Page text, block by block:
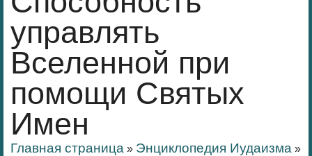
управлять
Вселенной при
помощи Святых
Имен
Главная страница » Энциклопедия Иудаизма »